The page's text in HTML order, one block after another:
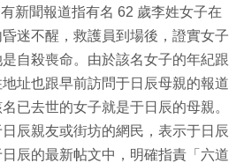
新聞報道指有名 62 歲李姓女子在
迷不醒，救護員到場後，證實女子
自殺喪命。由於該名女子的年紀跟
址也跟早前訪問于日辰母親的報道
已去世的女子就是于日辰的母親。
辰親友或街坊的網民，表示于日辰
辰的最新帖文中，明確指責「六道